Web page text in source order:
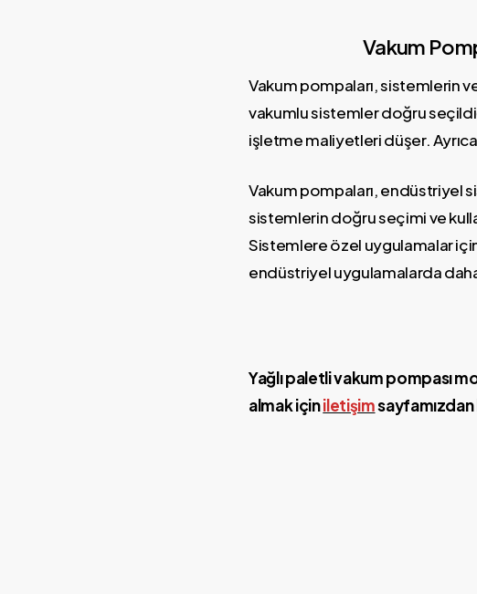
Vakum
Vakum pompaları, sistemlerin
vakumlu sistemler doğru
işletme maliyetleri düşer.
Vakum pompaları, endüstriyel
sistemlerin doğru seçimi ve
Sistemlere özel uygulamalar
endüstriyel uygulamalarda
Yağlı paletli vakum pompası
almak içiniletişim